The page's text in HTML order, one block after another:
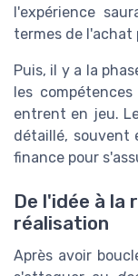
l'expérience
termes de l'achat
Puis, il y a la
les
entrent en jeu.
détaillé, souvent
finance pour
De l'idée à la
réalisation
Après avoir